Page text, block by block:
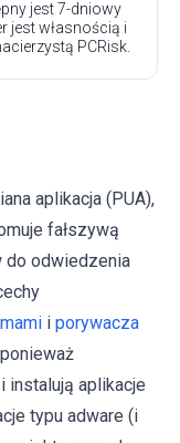
jest 7-dniowy
jest własnością i
PCRisk.
aplikacja (PUA),
fałszywą
do odwiedzenia
i porywacza
instalują aplikacje
typu adware (i